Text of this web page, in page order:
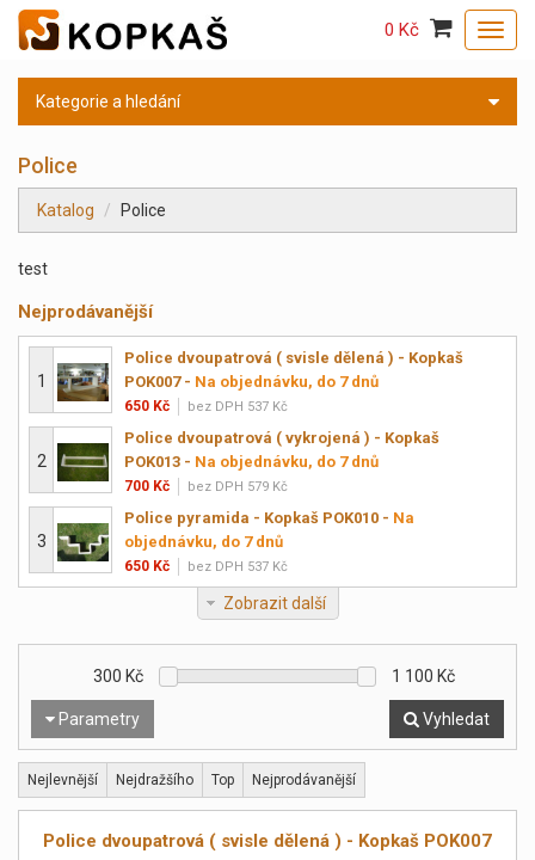
0 Kč
Kategorie a hledání
Police
Katalog Police
test
Nejprodávanější
Police dvoupatrová ( svisle dělená ) - Kopkaš
POK007- Na objednávku, do 7 dnů
1
650 Kč bez DPH 537 Kč
Police dvoupatrová ( vykrojená ) - Kopkaš
POK013 - Na objednávku, do 7 dnů
2
700 Kč bez DPH 579 Kč
Police pyramida - Kopkaš POK010 - Na
objednávku, do 7 dnů
3
650 Kč bez DPH 537 Kč
Zobrazit další
Parametry
300 Kč 1 100 Kč
Vyhledat
Nejlevnější Nejdražšího Top Nejprodávanější
Police dvoupatrová ( svisle dělená ) - Kopkaš POK007